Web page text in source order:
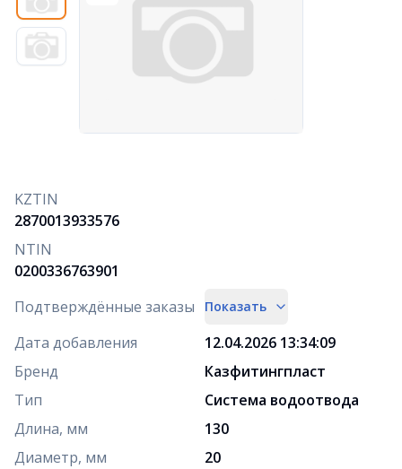
KZTIN
2870013933576
NTIN
0200336763901
Подтверждённые заказы
Показать
Дата добавления
12.04.2026 13:34:09
Бренд
Казфитингпласт
Тип
Система водоотвода
Длина, мм
130
Диаметр, мм
20